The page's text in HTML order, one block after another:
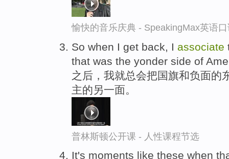
愉快的音乐庆典 - SpeakingMax英语
So when I get back, I associate
that was the yonder side of
之后，我就总会把国旗和负面的
主的另一面。
普林斯顿公开课 - 人性课程节选
It's moments like these when